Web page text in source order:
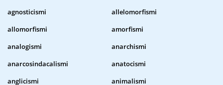
agnosticismi
allelomorfismi
allomorfismi
amorfismi
analogismi
anarchismi
anarcosindacalismi
anatocismi
anglicismi
animalismi